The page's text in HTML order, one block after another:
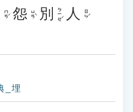
ㄇㄢˊ 怨 ㄩㄢˋ 別 ㄅㄧㄝˊ 人 ㄖㄣˊ
_埋